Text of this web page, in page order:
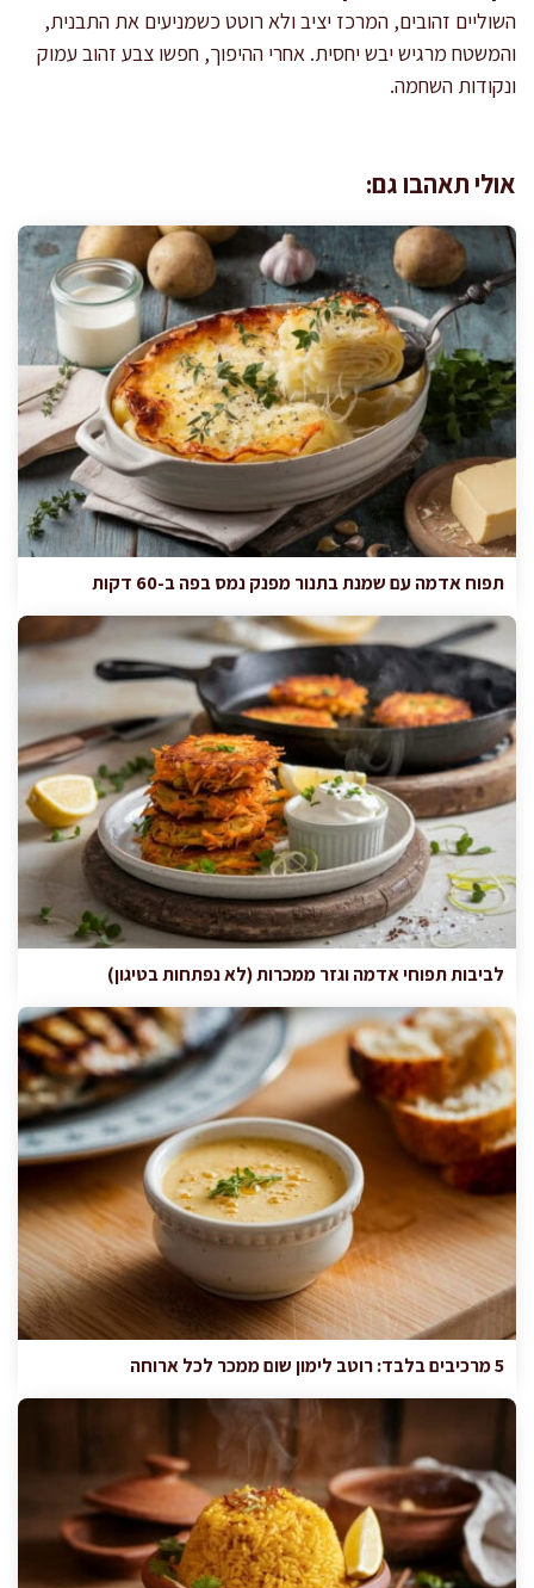
השוליים זהובים, המרכז יציב ולא רוטט כשמניעים את התבנית,
והמשטח מרגיש יבש יחסית. אחרי ההיפוך, חפשו צבע זהוב עמוק
ונקודות השחמה.
אולי תאהבו גם:
תפוח אדמה עם שמנת בתנור מפנק נמס בפה ב-60 דקות
לביבות תפוחי אדמה וגזר ממכרות (לא נפתחות בטיגון)
5 מרכיבים בלבד: רוטב לימון שום ממכר לכל ארוחה